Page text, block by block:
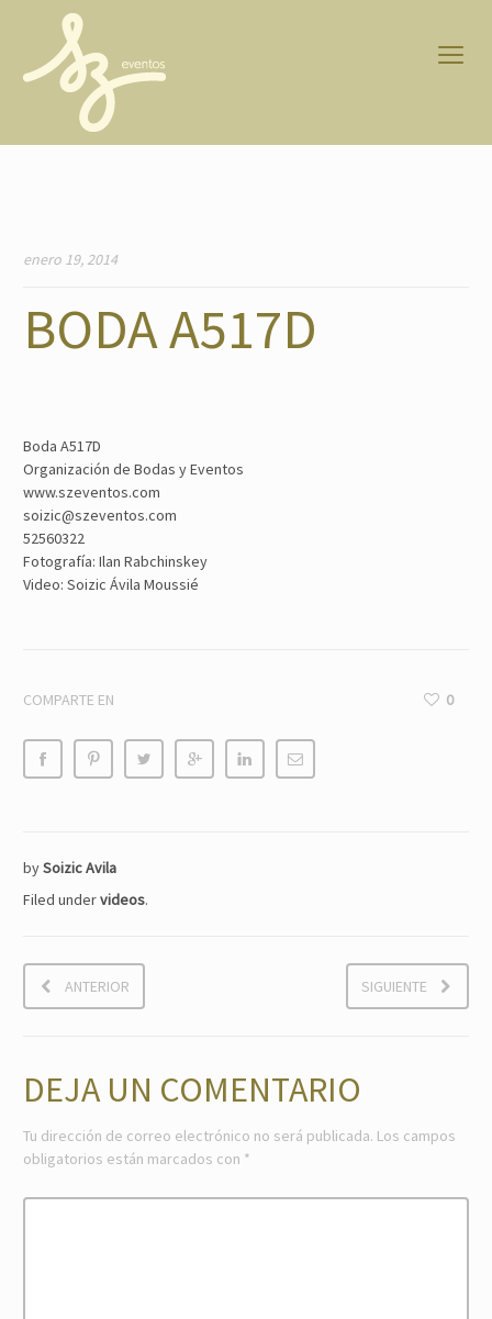
enero 19, 2014
BODA A517D
Boda A517D
Organización de Bodas y Eventos
www.szeventos.com
soizic@szeventos.com
52560322
Fotografía: Ilan Rabchinskey
Video: Soizic Ávila Moussié
COMPARTE EN 0
bySoizic Avila
Filed undervideos.
ANTERIOR SIGUIENTE
DEJA UN COMENTARIO
Tu dirección de correo electrónico no será publicada. Los campos
obligatorios están marcados con *